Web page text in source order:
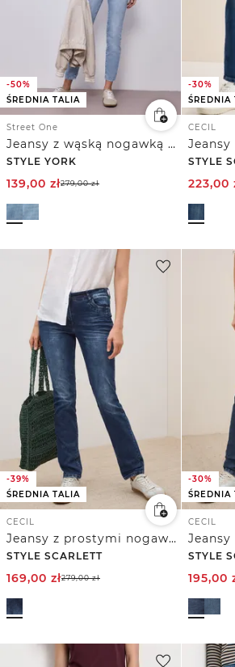
-50%
ŚREDNIA TALIA
Street One
Jeansy z wąską nogawką o kroju Slim Fit i długości Mid Waist
STYLE YORK
139,00 zł279,00zł
-30%
ŚREDNIA
CECIL
STYLE
223,00
-39%
ŚREDNIA TALIA
CECIL
Jeansy z prostymi nogawkami
STYLE SCARLETT
169,00 zł279,00zł
-30%
ŚREDNIA
CECIL
Jeansy
STYLE
195,00